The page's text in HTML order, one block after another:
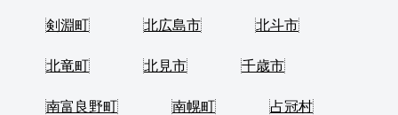
剣淵町 北広島市 北斗市
北竜町 北見市 千歳市
南富良野町 南幌町 占冠村